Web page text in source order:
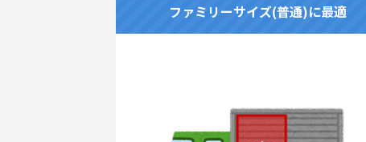
ファミリーサイズ(普通)に最適